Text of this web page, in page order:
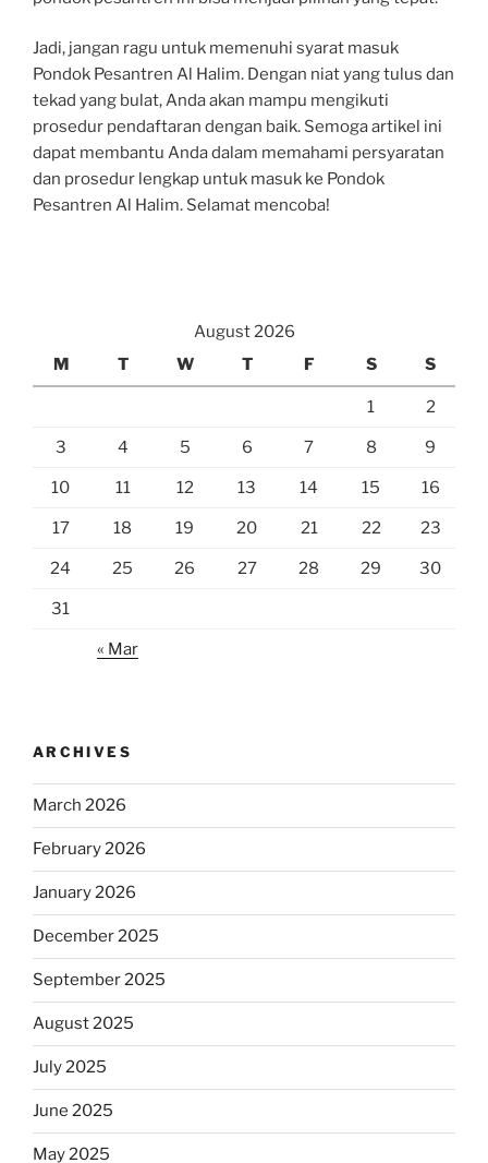
Jadi, jangan ragu untuk memenuhi syarat masuk
Pondok Pesantren Al Halim. Dengan niat yang tulus dan
tekad yang bulat, Anda akan mampu mengikuti
prosedur pendaftaran dengan baik. Semoga artikel ini
dapat membantu Anda dalam memahami persyaratan
dan prosedur lengkap untuk masuk ke Pondok
Pesantren Al Halim. Selamat mencoba!
August 2026
M
T W T F S S
1 2
3 4 5 6 7 8 9
10 11 12 13 14 15 16
17 18 19 20 21 22 23
24 25 26 27 28 29 30
31
« Mar
ARCHIVES
March 2026
February 2026
January 2026
December 2025
September 2025
August 2025
July 2025
June 2025
May 2025